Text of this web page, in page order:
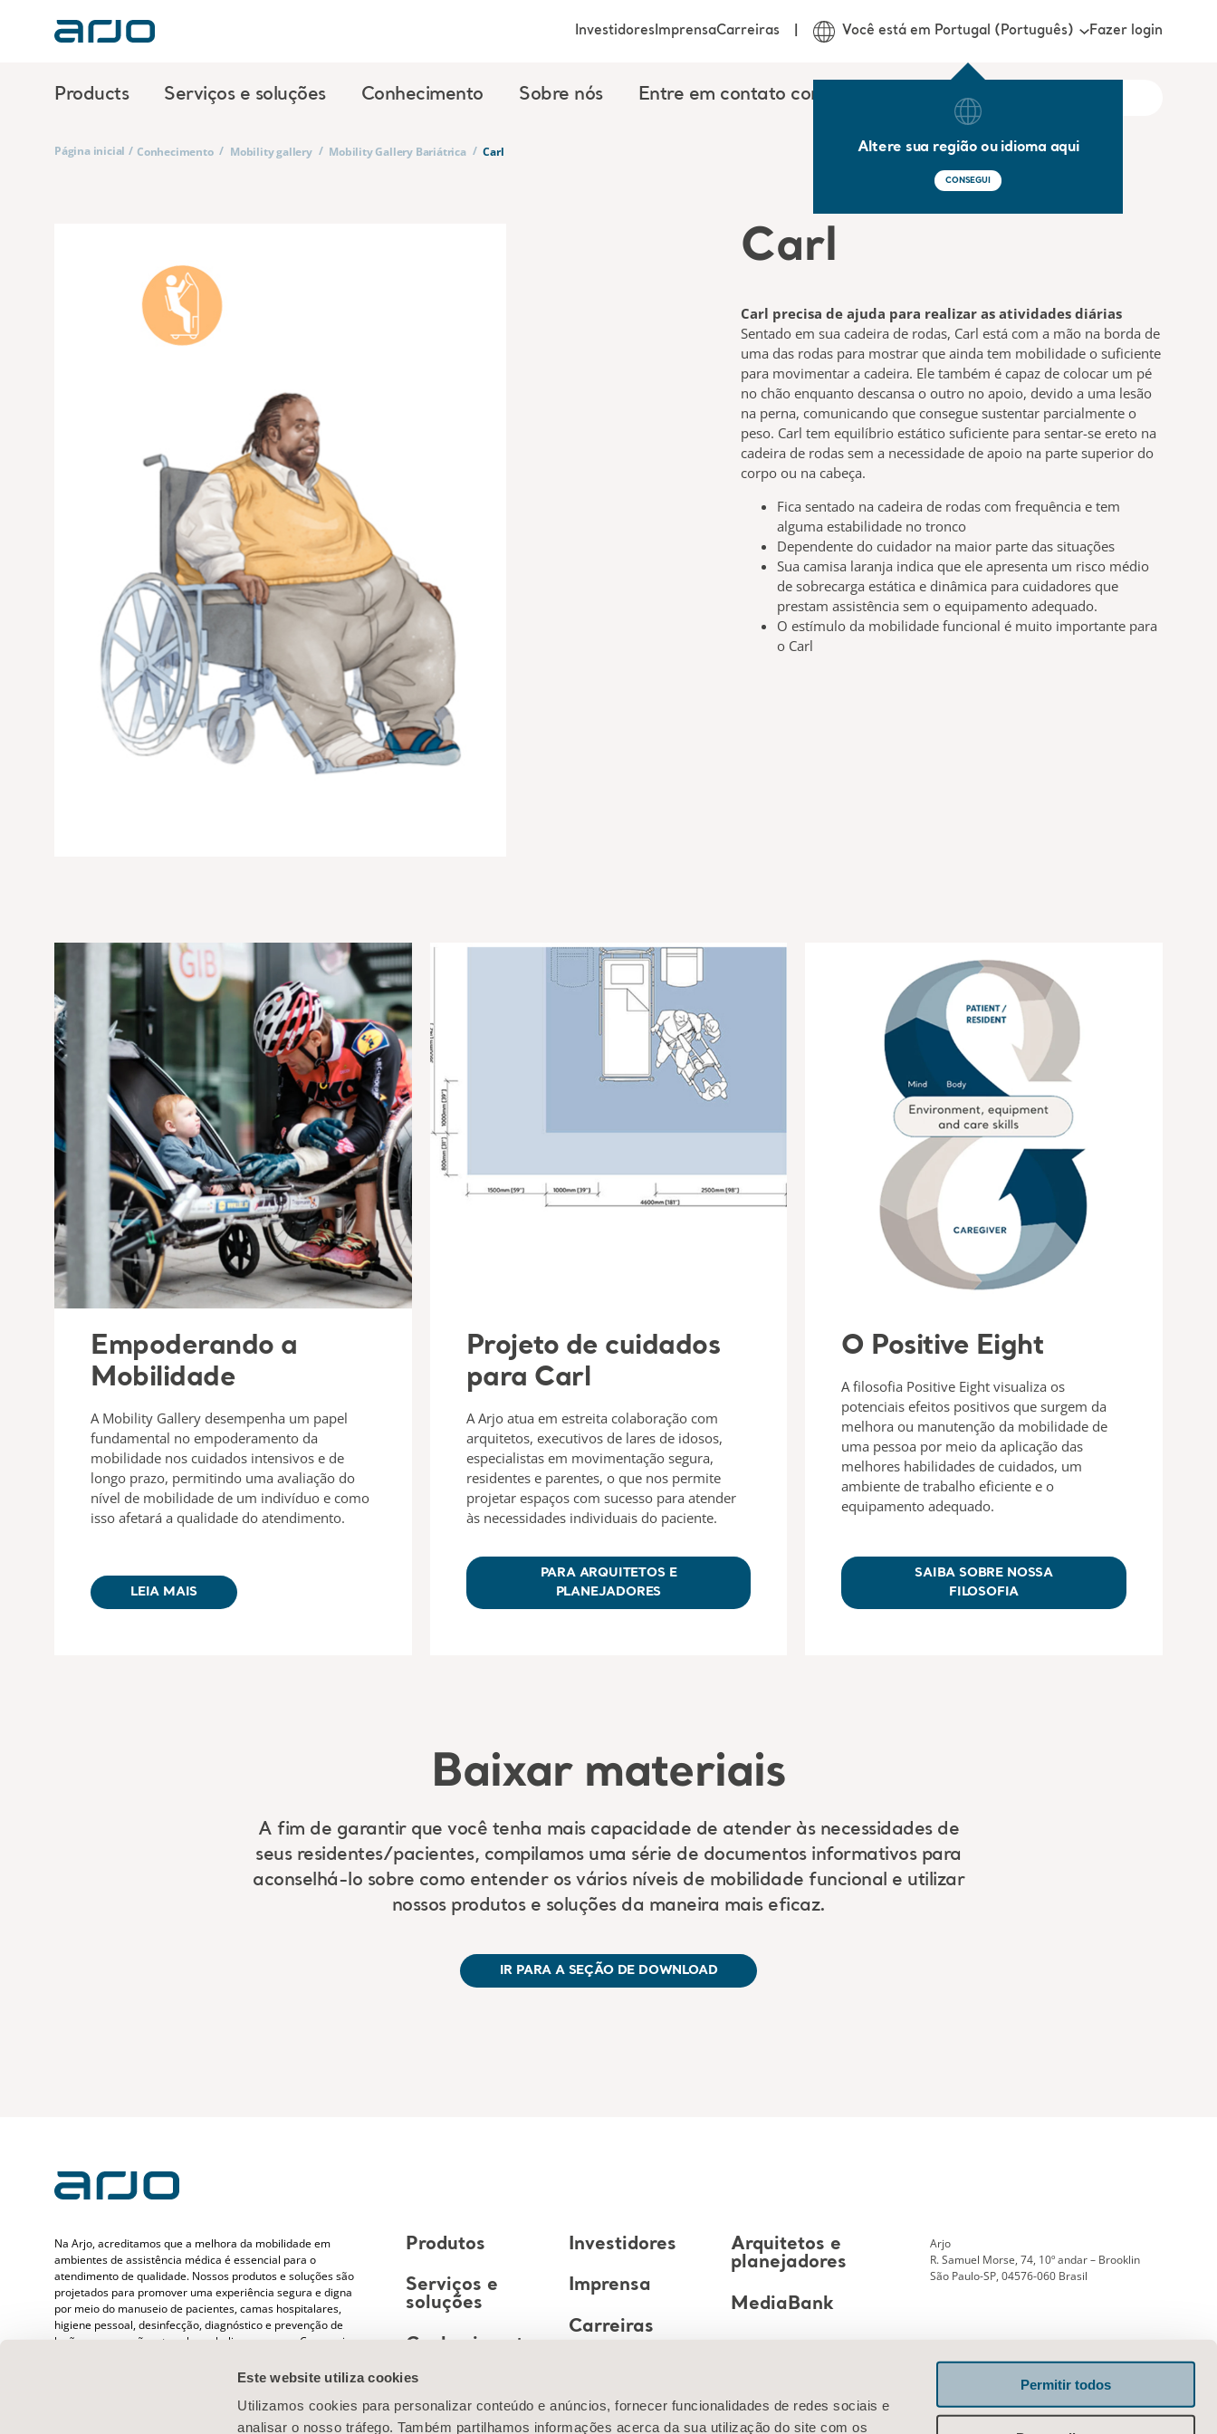
Este website utiliza cookies
Utilizamos cookies para personalizar conteúdo e anúncios, fornecer funcionalidades de redes sociais e
analisar o nosso tráfego. Também partilhamos informações acerca da sua utilização do site com os
Permitir todos
Products Serviços e soluções Conhecimento Sobre nós Entre em contato conosco
InvestidoresImprensaCarreiras Você está em Portugal (Português)
Altere sua região ou idioma aqui
CONSEGUI
Fazer login
Página inicial / Conhecimento / Mobility gallery / Mobility Gallery Bariátrica / Carl
Carl
Carl precisa de ajuda para realizar as atividades diárias
Sentado em sua cadeira de rodas, Carl está com a mão na borda de
uma das rodas para mostrar que ainda tem mobilidade o suficiente
para movimentar a cadeira. Ele também é capaz de colocar um pé
no chão enquanto descansa o outro no apoio, devido a uma lesão
na perna, comunicando que consegue sustentar parcialmente o
peso. Carl tem equilíbrio estático suficiente para sentar-se ereto na
cadeira de rodas sem a necessidade de apoio na parte superior do
corpo ou na cabeça.
Fica sentado na cadeira de rodas com frequência e tem
alguma estabilidade no tronco
Dependente do cuidador na maior parte das situações
Sua camisa laranja indica que ele apresenta um risco médio
de sobrecarga estática e dinâmica para cuidadores que
prestam assistência sem o equipamento adequado.
O estímulo da mobilidade funcional é muito importante para
o Carl
Empoderando a
Mobilidade
A Mobility Gallery desempenha um papel
fundamental no empoderamento da
mobilidade nos cuidados intensivos e de
longo prazo, permitindo uma avaliação do
nível de mobilidade de um indivíduo e como
isso afetará a qualidade do atendimento.
LEIA MAIS
Projeto de cuidados
para Carl
A Arjo atua em estreita colaboração com
arquitetos, executivos de lares de idosos,
especialistas em movimentação segura,
residentes e parentes, o que nos permite
projetar espaços com sucesso para atender
às necessidades individuais do paciente.
PARA ARQUITETOS E
PLANEJADORES
O Positive Eight
A filosofia Positive Eight visualiza os
potenciais efeitos positivos que surgem da
melhora ou manutenção da mobilidade de
uma pessoa por meio da aplicação das
melhores habilidades de cuidados, um
ambiente de trabalho eficiente e o
equipamento adequado.
SAIBA SOBRE NOSSA
FILOSOFIA
Baixar materiais
A fim de garantir que você tenha mais capacidade de atender às necessidades de
seus residentes/pacientes, compilamos uma série de documentos informativos para
aconselhá-lo sobre como entender os vários níveis de mobilidade funcional e utilizar
nossos produtos e soluções da maneira mais eficaz.
IR PARA A SEÇÃO DE DOWNLOAD
Na Arjo, acreditamos que a melhora da mobilidade em
ambientes de assistência médica é essencial para o
atendimento de qualidade. Nossos produtos e soluções são
projetados para promover uma experiência segura e digna
por meio do manuseio de pacientes, camas hospitalares,
higiene pessoal, desinfecção, diagnóstico e prevenção de
lesões por pressão e tromboembolismo venoso. Com mais
pacientes e profissionais de saúde, estamos comprometidos
Produtos
Serviços e
soluções
Conhecimento
Sobre nós
Entre em
Investidores
Imprensa
Carreiras
Arquitetos e
planejadores
MediaBank
Arjo
R. Samuel Morse, 74, 10º andar – Brooklin
São Paulo-SP, 04576-060 Brasil